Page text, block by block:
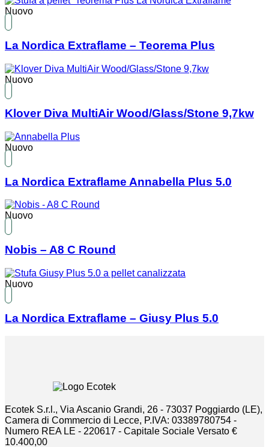
Nuovo
La Nordica Extraflame – Teorema Plus
Nuovo
Klover Diva MultiAir Wood/Glass/Stone 9,7kw
Nuovo
La Nordica Extraflame Annabella Plus 5.0
Nuovo
Nobis – A8 C Round
Nuovo
La Nordica Extraflame – Giusy Plus 5.0
Ecotek S.r.l., Via Ascanio Grandi, 26 - 73037 Poggiardo (LE),
Camera di Commercio di Lecce, P.IVA: 03389780754 -
Numero REA LE - 220617 - Capitale Sociale Versato €
10.400,00